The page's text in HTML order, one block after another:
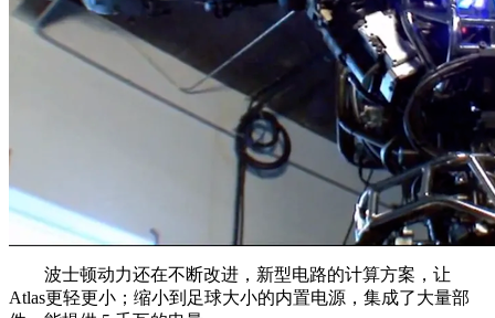
波士顿动力还在不断改进，新型电路的计算方案，让
Atlas更轻更小；缩小到足球大小的内置电源，集成了大量部